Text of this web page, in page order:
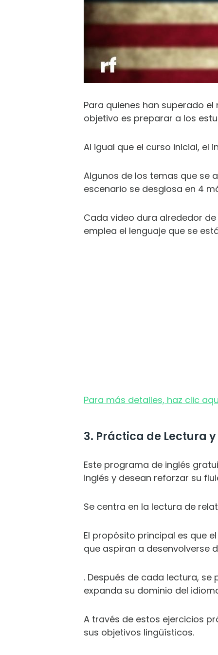
Para quienes han superado
objetivo es preparar a los
Al igual que el curso inicial, el
Algunos de los temas que se
escenario se desglosa en 4
Cada video dura alrededor
emplea el lenguaje que se
Para más detalles, haz clic
3. Práctica de Lectura
Este programa de inglés
inglés y desean reforzar su
Se centra en la lectura de
El propósito principal es que
que aspiran a desenvolverse
. Después de cada lectura,
expanda su dominio del
A través de estos ejercicios
sus objetivos lingüísticos.